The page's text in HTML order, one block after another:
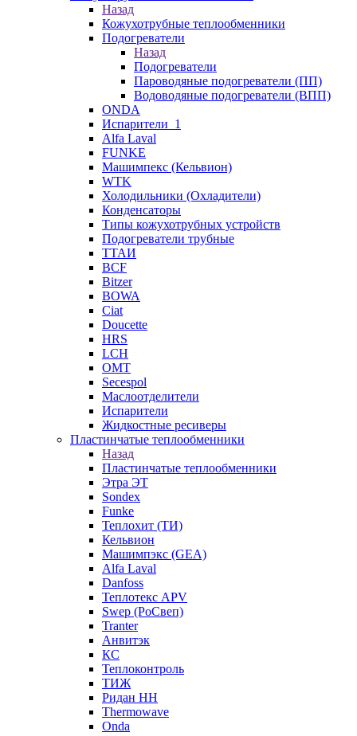
Назад
Кожухотрубные теплообменники
Подогреватели
Назад
Подогреватели
Пароводяные подогреватели (ПП)
Водоводяные подогреватели (ВПП)
ONDA
Испарители_1
Alfa Laval
FUNKE
Машимпекс (Кельвион)
WTK
Холодильники (Охладители)
Конденсаторы
Типы кожухотрубных устройств
Подогреватели трубные
ТТАИ
BCF
Bitzer
BOWA
Ciat
Doucette
HRS
LCH
OMT
Secespol
Маслоотделители
Испарители
Жидкостные ресиверы
Пластинчатые теплообменники
Назад
Пластинчатые теплообменники
Этра ЭТ
Sondex
Funke
Теплохит (ТИ)
Кельвион
Машимпэкс (GEA)
Alfa Laval
Danfoss
Теплотекс APV
Swep (РоСвеп)
Tranter
Анвитэк
КС
Теплоконтроль
ТИЖ
Ридан НН
Thermowave
Onda